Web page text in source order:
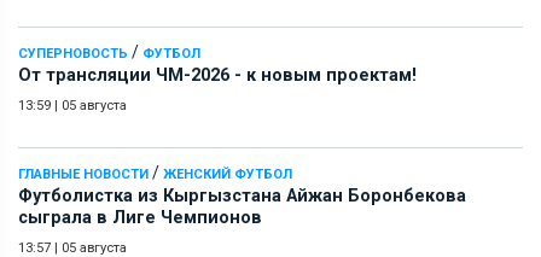
СУПЕРНОВОСТЬ / ФУТБОЛ
От трансляции ЧМ-2026 - к новым проектам!
13:59 | 05 августа
ГЛАВНЫЕ НОВОСТИ / ЖЕНСКИЙ ФУТБОЛ
Футболистка из Кыргызстана Айжан Боронбекова
сыграла в Лиге Чемпионов
13:57 | 05 августа